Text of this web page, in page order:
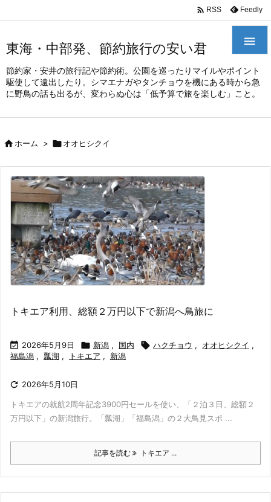
東海・中部発、節約旅行の安い君
節約家・安井の旅行記や節約術。公園を巡ったりマイルやポイント
駆使して遠出したり。シマエナガやタンチョウを機にある時から急
に野鳥の話も出るが、変わらぬ心は「低予算で旅を楽しむ」こと。

 RSS Feedly
ホーム > オオヒシクイ
トキエア利用、総額２万円以下で新潟へ鳥旅に
 2026年5月9日  新潟 , 国内  ハクチョウ , オオヒシクイ ,
福島潟 , 瓢湖 , トキエア , 新潟
 2026年5月10日
トキエアの就航2周年記念3900円セールを使い、「２泊３日、総額２
万円以下」の新潟旅行。「瓢湖」「福島潟」の２大鳥見スポ ...
記事を読む トキエア ...